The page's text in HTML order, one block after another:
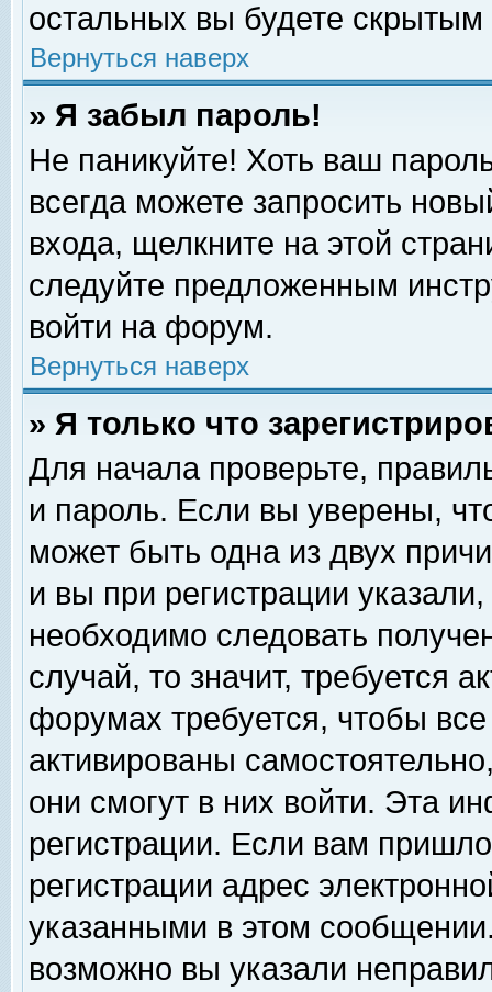
остальных вы будете скрытым
Вернуться наверх
» Я забыл пароль!
Не паникуйте! Хоть ваш
всегда можете запросить
входа, щелкните на этой
следуйте предложенным
войти на форум.
Вернуться наверх
» Я только что
Для начала проверьте,
и пароль. Если вы уверены,
может быть одна из двух
и вы при регистрации
необходимо следовать
случай, то значит, требуется
форумах требуется, чтобы
активированы
они смогут в них войти. Эта
регистрации. Если вам
регистрации адрес
указанными в этом
возможно вы указали